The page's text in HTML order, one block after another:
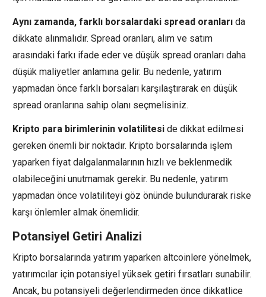
Aynı zamanda, farklı borsalardaki spread oranları da
dikkate alınmalıdır. Spread oranları, alım ve satım
arasındaki farkı ifade eder ve düşük spread oranları daha
düşük maliyetler anlamına gelir. Bu nedenle, yatırım
yapmadan önce farklı borsaları karşılaştırarak en düşük
spread oranlarına sahip olanı seçmelisiniz.
Kripto para birimlerinin volatilitesi de dikkat edilmesi
gereken önemli bir noktadır. Kripto borsalarında işlem
yaparken fiyat dalgalanmalarının hızlı ve beklenmedik
olabileceğini unutmamak gerekir. Bu nedenle, yatırım
yapmadan önce volatiliteyi göz önünde bulundurarak riske
karşı önlemler almak önemlidir.
Potansiyel Getiri Analizi
Kripto borsalarında yatırım yaparken altcoinlere yönelmek,
yatırımcılar için potansiyel yüksek getiri fırsatları sunabilir.
Ancak, bu potansiyeli değerlendirmeden önce dikkatlice